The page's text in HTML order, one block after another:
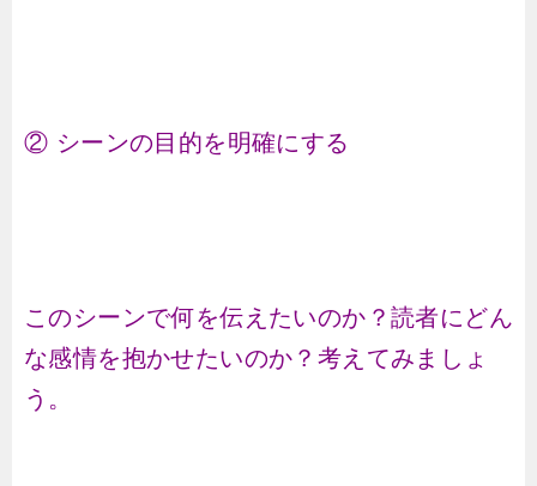
② シーンの目的を明確にする
このシーンで何を伝えたいのか？読者にどん
な感情を抱かせたいのか？考えてみましょ
う。